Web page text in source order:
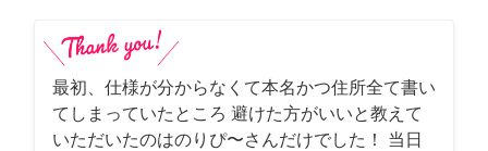
最初、仕様が分からなくて本名かつ住所全て書い
てしまっていたところ 避けた方がいいと教えて
いただいたのはのりぴ〜さんだけでした！ 当日